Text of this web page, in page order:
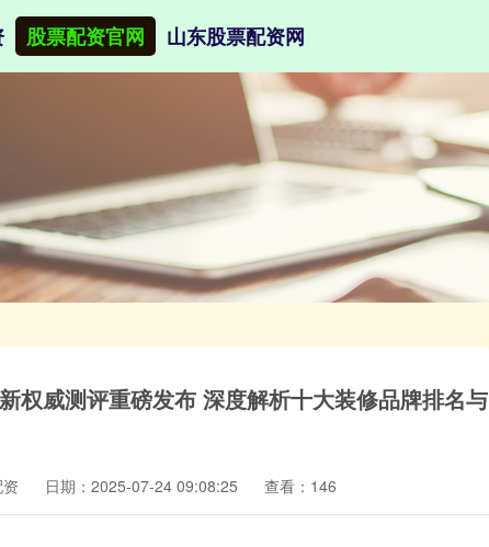
股票配资官网 山东股票配资网
权威测评重磅发布 深度解析十大装修品牌排名与
日期：2025-07-24 09:08:25 查看：146